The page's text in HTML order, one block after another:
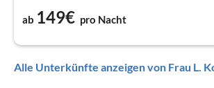
ab 149€ pro Nacht
Alle Unterkünfte anzeigen von Frau L.